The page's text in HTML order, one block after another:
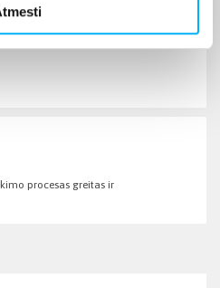
procesas greitas ir